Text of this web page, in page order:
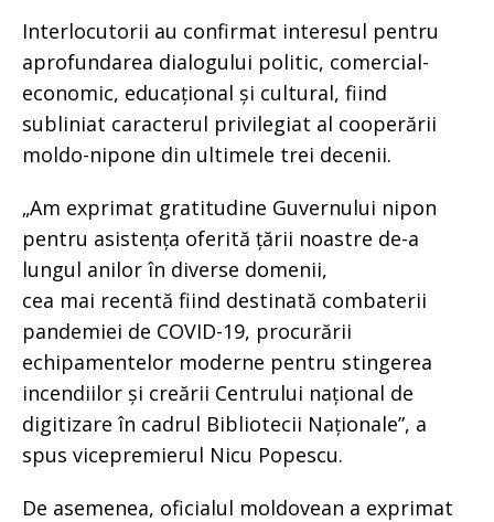
Interlocutorii au confirmat interesul pentru
aprofundarea dialogului politic, comercial-
economic, educațional și cultural, fiind
subliniat caracterul privilegiat al cooperării
moldo-nipone din ultimele trei decenii.
„Am exprimat gratitudine Guvernului nipon
pentru asistența oferită țării noastre de-a
lungul anilor în diverse domenii,
cea mai recentă fiind destinată combaterii
pandemiei de COVID-19, procurării
echipamentelor moderne pentru stingerea
incendiilor și creării Centrului național de
digitizare în cadrul Bibliotecii Naționale”, a
spus vicepremierul Nicu Popescu.
De asemenea, oficialul moldovean a exprimat